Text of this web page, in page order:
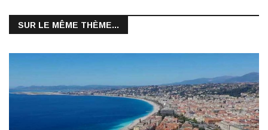
SUR LE MÊME THÈME...